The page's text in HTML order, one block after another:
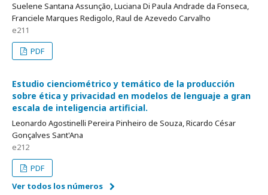
Suelene Santana Assunção, Luciana Di Paula Andrade da Fonseca,
Franciele Marques Redigolo, Raul de Azevedo Carvalho
e211
PDF
Estudio cienciométrico y temático de la producción
sobre ética y privacidad en modelos de lenguaje a gran
escala de inteligencia artificial.
Leonardo Agostinelli Pereira Pinheiro de Souza, Ricardo César
Gonçalves Sant'Ana
e212
PDF
Ver todos los números